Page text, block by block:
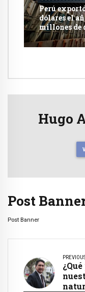
Perú
dólares el
millones de
Hugo
Post
Post Banner